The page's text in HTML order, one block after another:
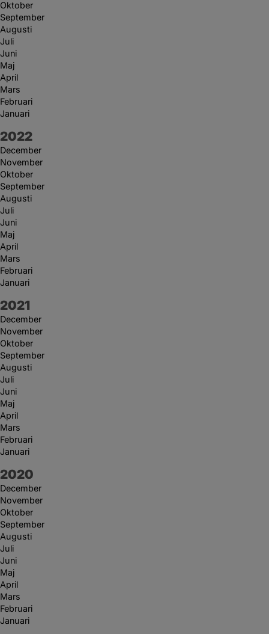
Oktober
September
Augusti
Juli
Juni
Maj
April
Mars
Februari
Januari
År:
2022
December
November
Oktober
September
Augusti
Juli
Juni
Maj
April
Mars
Februari
Januari
År:
2021
December
November
Oktober
September
Augusti
Juli
Juni
Maj
April
Mars
Februari
Januari
År:
2020
December
November
Oktober
September
Augusti
Juli
Juni
Maj
April
Mars
Februari
Januari